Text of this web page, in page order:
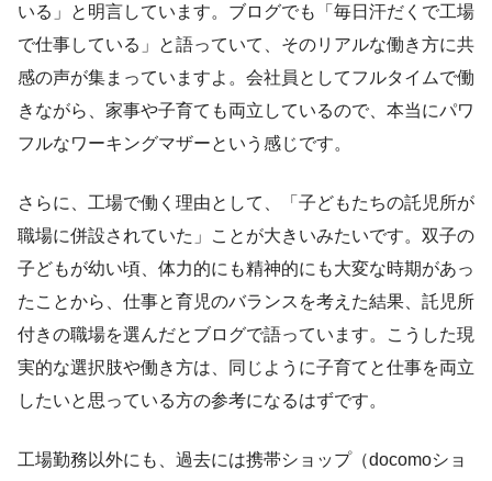
いる」と明言しています。ブログでも「毎日汗だくで工場
で仕事している」と語っていて、そのリアルな働き方に共
感の声が集まっていますよ。会社員としてフルタイムで働
きながら、家事や子育ても両立しているので、本当にパワ
フルなワーキングマザーという感じです。
さらに、工場で働く理由として、「子どもたちの託児所が
職場に併設されていた」ことが大きいみたいです。双子の
子どもが幼い頃、体力的にも精神的にも大変な時期があっ
たことから、仕事と育児のバランスを考えた結果、託児所
付きの職場を選んだとブログで語っています。こうした現
実的な選択肢や働き方は、同じように子育てと仕事を両立
したいと思っている方の参考になるはずです。
工場勤務以外にも、過去には携帯ショップ（docomoショ